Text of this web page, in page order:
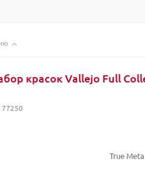
красок Vallejo Full
77250
True